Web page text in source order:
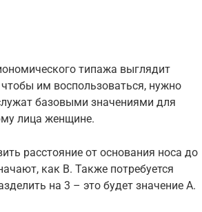
типажа выглядит
им воспользоваться, нужно
базовыми значениями для
лица женщине.
расстояние от основания носа до
как В. Также потребуется
на 3 – это будет значение А.